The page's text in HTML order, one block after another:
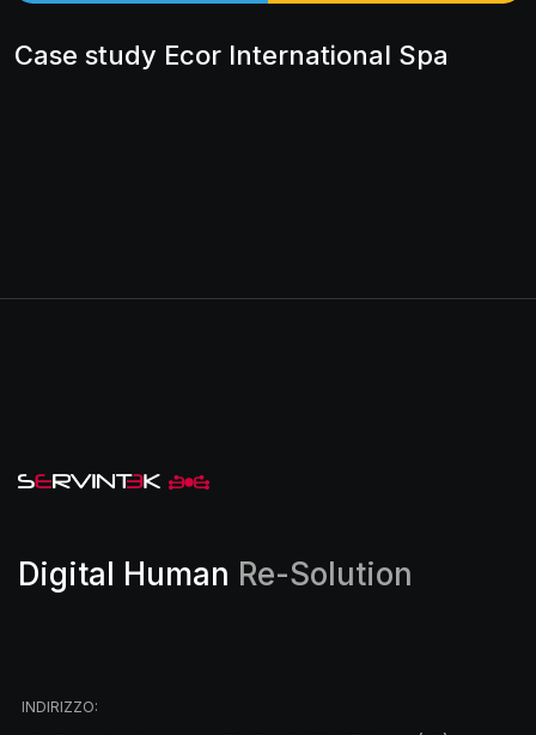
Case study Ecor International Spa
Digital Human Re-Solution
INDIRIZZO: